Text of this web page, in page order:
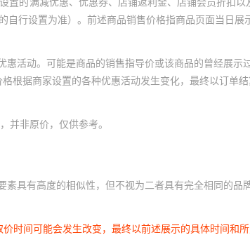
行设置为准）。前述商品销售价格指商品页面当日
活动。可能是商品的销售指导价或该商品的曾经展示
据商家设置的各种优惠活动发生变化，最终以订单结
并非原价，仅供参考。
具有高度的相似性，但不视为二者具有完全相同的品
时间可能会发生改变，最终以前述展示的具体时间和所